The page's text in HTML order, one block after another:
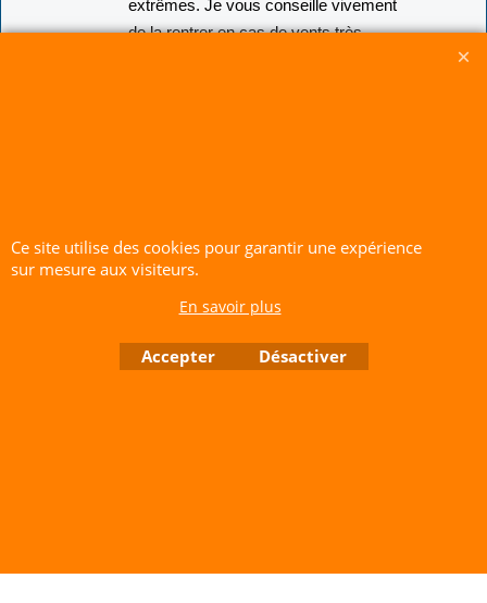
extrêmes. Je vous conseille vivement
de la rentrer en cas de vents très
bourrasque ne l'emporte."
Site de Vente Par Correspondance.
Vente directe auprès de notre local uniquement sur rendez-vous
Ce site utilise des cookies pour garantir une expérience
sur mesure aux visiteurs.
En savoir plus
Accepter Désactiver